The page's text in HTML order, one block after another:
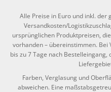
Alle Preise in Euro und inkl.
Versandkosten/
ursprünglichen Produktpreisen,
vorhanden – übereinstimmen. Bei
bis zu 7 Tage nach
Farben, Verglasung und
abweichen. Eine